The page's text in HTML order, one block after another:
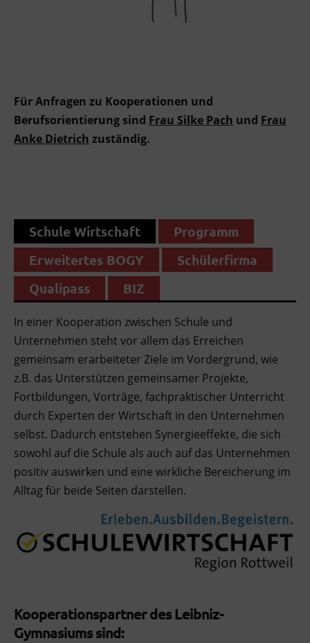
Für Anfragen zu Kooperationen und
Berufsorientierung sind Frau Silke Pach und Frau
Anke Dietrich zuständig.
Schule Wirtschaft
Programm
Erweitertes BOGY
Schülerfirma
Qualipass
BIZ
In einer Kooperation zwischen Schule und
Unternehmen steht vor allem das Erreichen
gemeinsam erarbeiteter Ziele im Vordergrund, wie
z.B. das Unterstützen gemeinsamer Projekte,
Fortbildungen, Vorträge, fachpraktischer Unterricht
durch Experten der Wirtschaft in den Unternehmen
selbst. Dadurch entstehen Synergieeffekte, die sich
sowohl auf die Schule als auch auf das Unternehmen
positiv auswirken und eine wirkliche Bereicherung im
Alltag für beide Seiten darstellen.
Kooperationspartner des Leibniz-
Gymnasiums sind: